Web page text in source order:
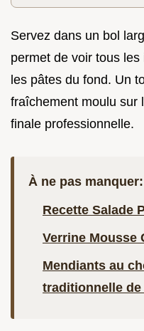
Servez dans un bol
permet de voir tous
les pâtes du fond. Un
fraîchement moulu sur
finale professionnelle.
À ne pas manquer:
Recette Salade
Verrine Mousse
Mendiants au
traditionnelle